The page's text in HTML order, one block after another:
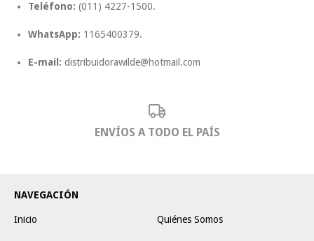
Teléfono: (011) 4227-1500.
WhatsApp: 1165400379.
E-mail: distribuidorawilde@hotmail.com
ENVÍOS A TODO EL PAÍS
NAVEGACIÓN
Inicio Quiénes Somos